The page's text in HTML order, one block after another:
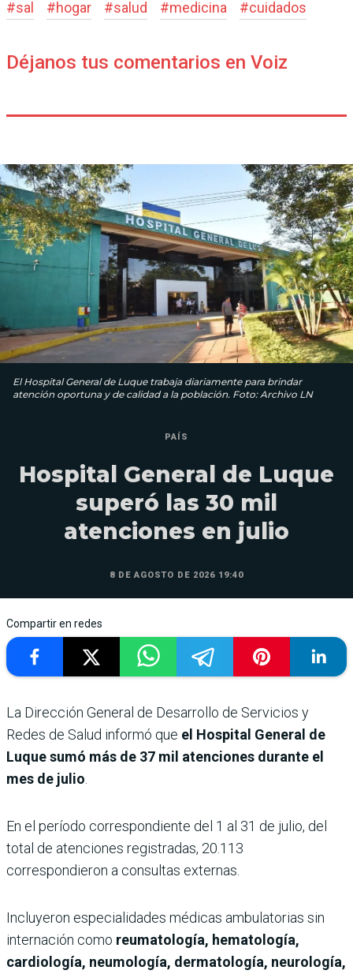
#sal #hogar #salud #medicina #cuidados
Déjanos tus comentarios en Voiz
El Hospital General de Luque trabaja diariamente para brindar
atención oportuna y de calidad a la población. Foto: Archivo LN
PAÍS
Hospital General de Luque
superó las 30 mil
atenciones en julio
8 DE AGOSTO DE 2026 19:40
Compartir en redes
La Dirección General de Desarrollo de Servicios y
Redes de Salud informó que el Hospital General de
Luque sumó más de 37 mil atenciones durante el
mes de julio
En el período correspondiente del 1 al 31 de julio, del
total de atenciones registradas, 20.113
correspondieron a consultas externas.
Incluyeron especialidades médicas ambulatorias sin
internación como reumatología, hematología,
cardiología, neumología, dermatología, neurología,